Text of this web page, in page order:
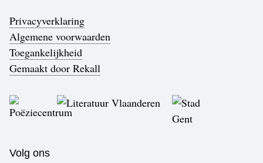
Volg ons
Privacyverklaring
Algemene voorwaarden
Toegankelijkheid
Gemaakt door Rekall